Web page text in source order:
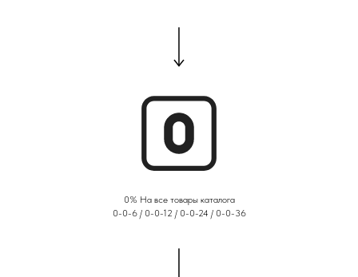
0% На все товары каталога
0-0-6 / 0-0-12 / 0-0-24 / 0-0-36